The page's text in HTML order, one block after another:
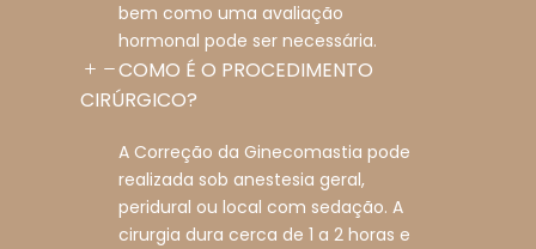
bem como uma avaliação
hormonal pode ser necessária.
COMO É O PROCEDIMENTO
CIRÚRGICO?
A Correção da Ginecomastia pode
realizada sob anestesia geral,
peridural ou local com sedação. A
cirurgia dura cerca de 1 a 2 horas e